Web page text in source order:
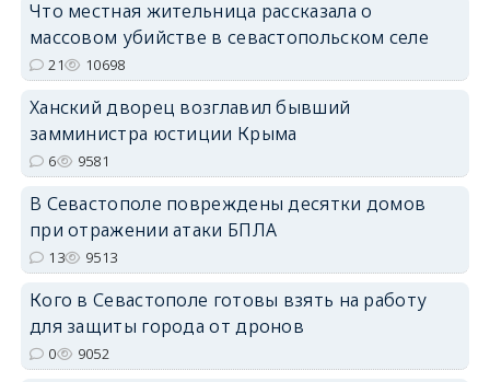
erid: 2SDnjdvhGXG
Что местная жительница рассказала о
массовом убийстве в севастопольском селе
21 10698
Ханский дворец возглавил бывший
замминистра юстиции Крыма
6 9581
В Севастополе повреждены десятки домов
при отражении атаки БПЛА
13 9513
Кого в Севастополе готовы взять на работу
для защиты города от дронов
0 9052